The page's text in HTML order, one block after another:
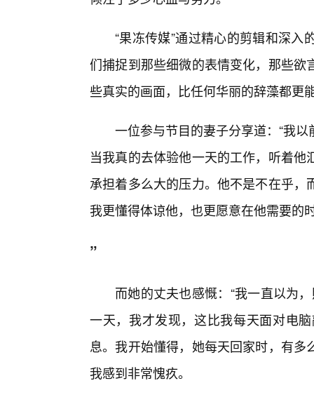
“果冻传媒”通过精心的剪辑和深
们捕捉到那些细微的表情变化，那些
些真实的画面，比任何华丽的辞藻都更
一位参与节目的妻子分享道：“我
当我真的去体验他一天的工作，听着
承担着多么大的压力。他不是不在乎
我更懂得体谅他，也更愿意在他需要的
”
而她的丈夫也感慨：“我一直以为
一天，我才发现，这比我每天面对电
息。我开始懂得，她每天回家时，有
我感到非常愧疚。